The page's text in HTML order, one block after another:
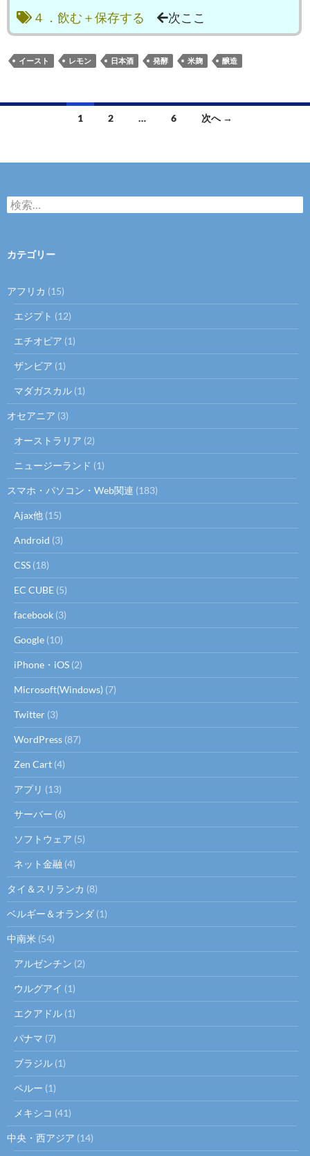
４．飲む＋保存する
次ここ
イースト レモン 日本酒 発酵 米麹 醸造
ナ
ゲ
シ
ョ
ン
1 2 … 6 次へ →
検
索
カテゴリー
アフリカ (15)
エジプト (12)
エチオピア (1)
ザンビア (1)
マダガスカル (1)
オセアニア (3)
オーストラリア (2)
ニュージーランド (1)
スマホ・パソコン・Web関連 (183)
Ajax他 (15)
Android (3)
CSS (18)
EC CUBE (5)
facebook (3)
Google (10)
iPhone・iOS (2)
Microsoft(Windows) (7)
Twitter (3)
WordPress (87)
Zen Cart (4)
アプリ (13)
サーバー (6)
ソフトウェア (5)
ネット金融 (4)
タイ＆スリランカ (8)
ベルギー＆オランダ (1)
中南米 (54)
アルゼンチン (2)
ウルグアイ (1)
エクアドル (1)
パナマ (7)
ブラジル (1)
ペルー (1)
メキシコ (41)
中央・西アジア (14)